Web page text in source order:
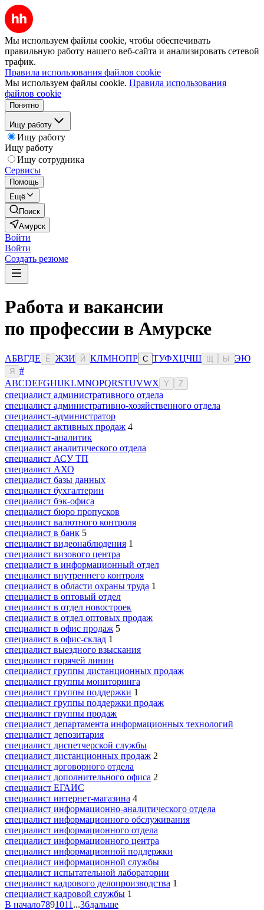
Мы используем файлы cookie, чтобы обеспечивать
правильную работу нашего веб-сайта и анализировать сетевой
трафик.
Правила использования файлов cookie
Мы используем файлы cookie. Правила использования
файлов cookie
Понятно
Ищу работу
Ищу работу
Ищу работу
Ищу сотрудника
Сервисы
Помощь
Ещё
Поиск
Амурск
Войти
Войти
Создать резюме
Работа и вакансии
по профессии в Амурске
АБВГДЕ Ё ЖЗИ Й КЛМНОПР С ТУФХЦЧШ Ы ЭЮ
Я
#
ABCDEFGHIJKLMNOPQRSTUVWX Y Z
специалист административного отдела
специалист административно-хозяйственного отдела
специалист-администратор
специалист активных продаж 4
специалист-аналитик
специалист аналитического отдела
специалист АСУ ТП
специалист АХО
специалист базы данных
специалист бухгалтерии
специалист бэк-офиса
специалист бюро пропусков
специалист валютного контроля
специалист в банк 5
специалист видеонаблюдения 1
специалист визового центра
специалист в информационный отдел
специалист внутреннего контроля
специалист в области охраны труда 1
специалист в оптовый отдел
специалист в отдел новостроек
специалист в отдел оптовых продаж
специалист в офис продаж 5
специалист в офис-склад 1
специалист выездного взыскания
специалист горячей линии
специалист группы дистанционных продаж
специалист группы мониторинга
специалист группы поддержки 1
специалист группы поддержки продаж
специалист группы продаж
специалист департамента информационных технологий
специалист депозитария
специалист диспетчерской службы
специалист дистанционных продаж 2
специалист договорного отдела
специалист дополнительного офиса 2
специалист ЕГАИС
специалист интернет-магазина 4
специалист информационно-аналитического отдела
специалист информационного обслуживания
специалист информационного отдела
специалист информационного центра
специалист информационной поддержки
специалист информационной службы
специалист испытательной лаборатории
специалист кадрового делопроизводства 1
специалист кадровой службы 1
В начало7891011 ...36дальше